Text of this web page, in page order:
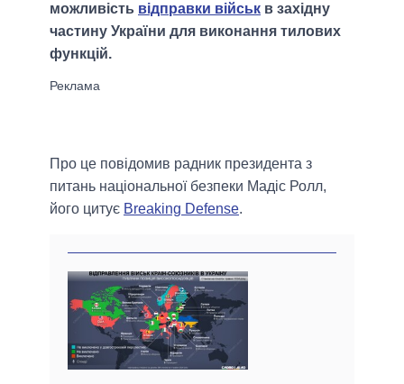
можливість відправки військ в західну
частину України для виконання тилових
функцій.
Про це повідомив радник президента з
питань національної безпеки Мадіс Ролл,
його цитує Breaking Defense.